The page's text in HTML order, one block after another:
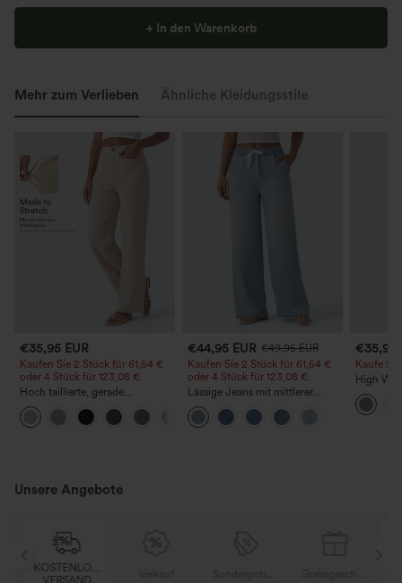
+ In den Warenkorb
Mehr zum Verlieben Ähnliche Kleidungsstile
€35,95 EUR
Kaufen Sie 2 Stück für 61,54 €
oder 4 Stück für 123,08 €.
Hoch taillierte, gerade
geschnittene, legere Leinen-
Optik-Hose mit Taschen
€44,95 EUR €49,95 EUR
Kaufen Sie 2 Stück für 61,54 €
oder 4 Stück für 123,08 €.
Lässige Jeans mit mittlerer
Bundhöhe, Kordelzug und
Taschen
€35,95
Kaufe 2,
High
Straight
Unsere Angebote
Verkauf